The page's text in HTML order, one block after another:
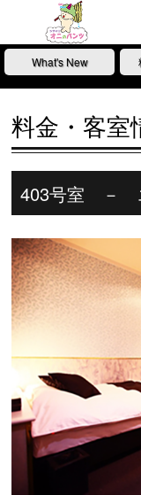
What's New
料金・客室
403号室 －